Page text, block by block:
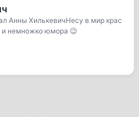
Анны ХилькевичНесу в мир крас
и немножко юмора 😉